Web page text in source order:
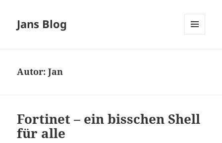
Jans Blog
Autor:Jan
Fortinet – ein bisschen Shell
für alle